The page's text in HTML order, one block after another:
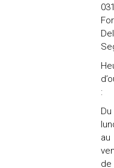
Del
:
Du
au
de